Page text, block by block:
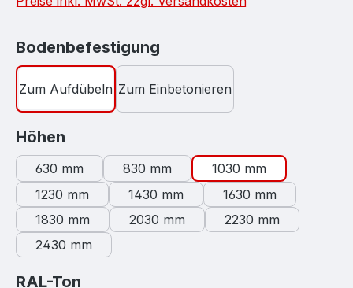
Bodenbefestigung
Zum Aufdübeln Zum Einbetonieren
Höhen
630 mm 830 mm
1030 mm
1230 mm
1430 mm
1630 mm
1830 mm
2030 mm
2230 mm
2430 mm
RAL-Ton